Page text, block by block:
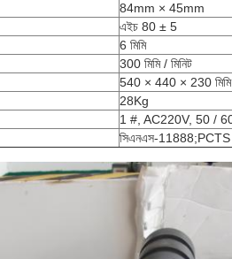
84mm × 45mm
এইচ 80 ± 5
6 মিমি
300 মিমি / মিনিট
540 × 440 × 230 মিমি
28Kg
1 #, AC220V, 50 /
সিএনএস-